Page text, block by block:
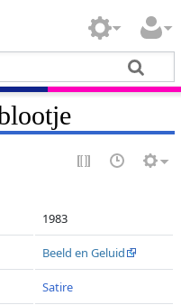
1983
Beeld en Geluid
Satire